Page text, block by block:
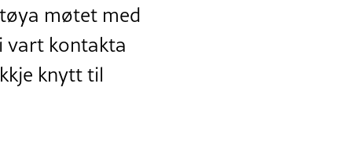
møtet med
vart kontakta
knytt til